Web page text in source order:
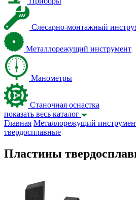
Слесарно-монтажный
Металлорежущий инструмент
Манометры
Станочная оснастка
показать весь каталог
Главная Металлорежущий
твердосплавные
Пластины